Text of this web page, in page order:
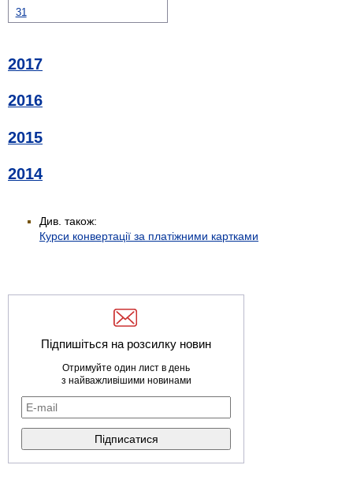
31
2017
2016
2015
2014
Див. також:
Курси конвертації за платіжними картками
Підпишіться на розсилку новин
Отримуйте один лист в день
з найважливішими новинами